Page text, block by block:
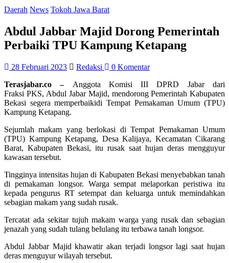
Daerah News Tokoh Jawa Barat
Abdul Jabbar Majid Dorong Pemerintah
Perbaiki TPU Kampung Ketapang
28 Februari 2023 Redaksi
0 Komentar
Terasjabar.co –Anggota Komisi III DPRD Jabar dari
Fraksi PKS, Abdul Jabar Majid, mendorong Pemerintah Kabupaten
Bekasi segera memperbaikidi Tempat Pemakaman Umum (TPU)
Kampung Ketapang.
Sejumlah makam yang berlokasi di Tempat Pemakaman Umum
(TPU) Kampung Ketapang, Desa Kalijaya, Kecamatan Cikarang
Barat, Kabupaten Bekasi, itu rusak saat hujan deras mengguyur
kawasan tersebut.
Tingginya intensitas hujan di Kabupaten Bekasi menyebabkan tanah
di pemakaman longsor. Warga sempat melaporkan peristiwa itu
kepada pengurus RT setempat dan keluarga untuk memindahkan
sebagian makam yang sudah rusak.
Tercatat ada sekitar tujuh makam warga yang rusak dan sebagian
jenazah yang sudah tulang belulang itu terbawa tanah longsor.
Abdul Jabbar Majid khawatir akan terjadi longsor lagi saat hujan
deras menguyur wilayah tersebut.